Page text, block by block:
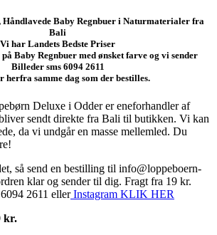
Håndlavede Baby Regnbuer i Naturmaterialer fra
Bali
Vi har Landets Bedste Priser
på Baby Regnbuer med ønsket farve og vi sender
Billeder sms 6094 2611
herfra samme dag som der bestilles.
Deluxe i Odder er eneforhandler af
sendt direkte fra Bali til butikken. Vi kan
da vi undgår en masse mellemled. Du
så send en bestilling til info@loppeboern-
klar og sender til dig. Fragt fra 19 kr.
2611 ellerInstagram KLIK HER
kr.